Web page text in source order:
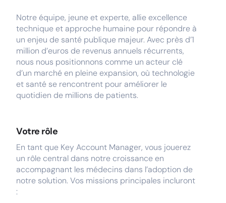
Notre équipe, jeune et experte, allie excellence
technique et approche humaine pour répondre à
un enjeu de santé publique majeur. Avec près d’1
million d’euros de revenus annuels récurrents,
nous nous positionnons comme un acteur clé
d’un marché en pleine expansion, où technologie
et santé se rencontrent pour améliorer le
quotidien de millions de patients.
Votre rôle
En tant que Key Account Manager, vous jouerez
un rôle central dans notre croissance en
accompagnant les médecins dans l’adoption de
notre solution. Vos missions principales incluront
: